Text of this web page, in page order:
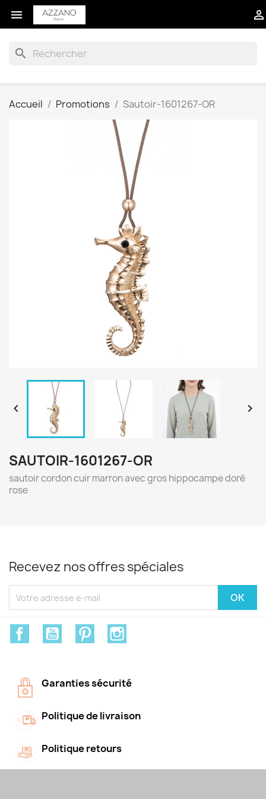
 
search
Accueil Promotions Sautoir-1601267-OR
 
SAUTOIR-1601267-OR
sautoir cordon cuir marron avec gros hippocampe doré
rose
Recevez nos offres spéciales
FacebookYouTube Pinterest
Garanties sécurité
Politique de livraison
Politique retours